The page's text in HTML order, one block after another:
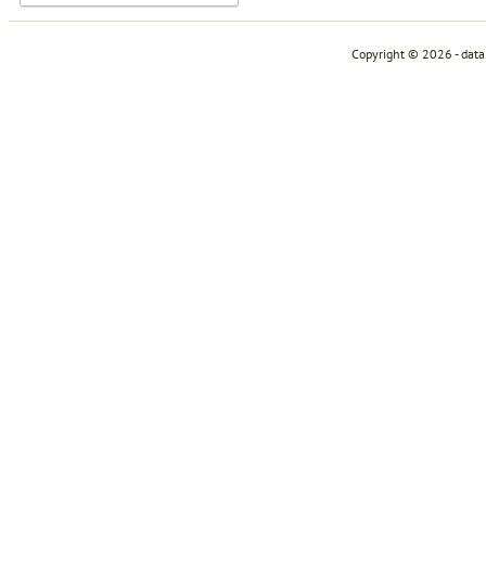
Copyright © 2026 -